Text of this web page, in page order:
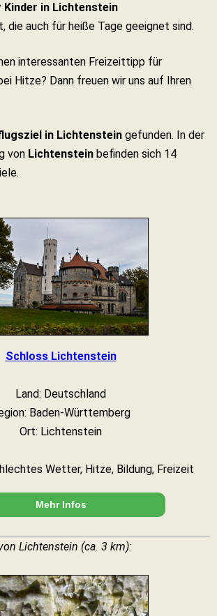
in Lichtenstein
die auch für heiße Tage geeignet sind.
interessanten Freizeittipp für
Hitze? Dann freuen wir uns auf Ihren
in Lichtenstein gefunden. In der
von Lichtenstein befinden sich 14
Schloss Lichtenstein
Land: Deutschland
Baden-Württemberg
Ort: Lichtenstein
Wetter, Hitze, Bildung, Freizeit
Mehr Infos
Lichtenstein (ca. 3 km):